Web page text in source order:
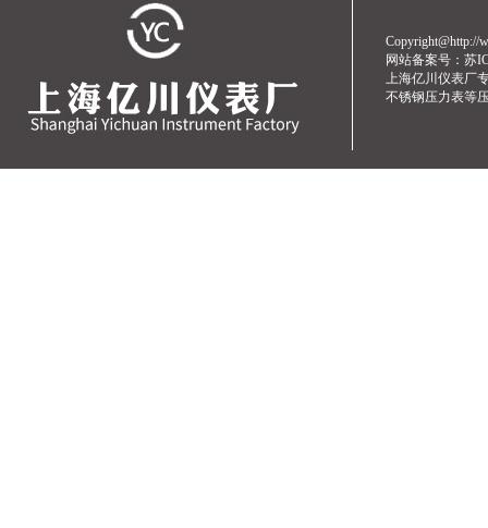
Copyright@http://
网站备案号： 苏
上海亿川仪表厂
不锈钢压力表等